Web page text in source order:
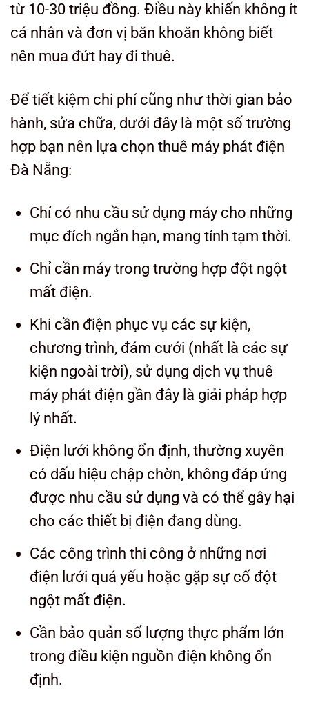
từ 10-30 triệu đồng. Điều này khiến không ít
cá nhân và đơn vị băn khoăn không biết
nên mua đứt hay đi thuê.
Để tiết kiệm chi phí cũng như thời gian bảo
hành, sửa chữa, dưới đây là một số trường
hợp bạn nên lựa chọn thuê máy phát điện
Đà Nẵng:
Chỉ có nhu cầu sử dụng máy cho những
mục đích ngắn hạn, mang tính tạm thời.
Chỉ cần máy trong trường hợp đột ngột
mất điện.
Khi cần điện phục vụ các sự kiện,
chương trình, đám cưới (nhất là các sự
kiện ngoài trời), sử dụng dịch vụ thuê
máy phát điện gần đây là giải pháp hợp
lý nhất.
Điện lưới không ổn định, thường xuyên
có dấu hiệu chập chờn, không đáp ứng
được nhu cầu sử dụng và có thể gây hại
cho các thiết bị điện đang dùng.
Các công trình thi công ở những nơi
điện lưới quá yếu hoặc gặp sự cố đột
ngột mất điện.
Cần bảo quản số lượng thực phẩm lớn
trong điều kiện nguồn điện không ổn
định.